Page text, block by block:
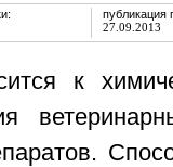
публикация
27.09.2013
к